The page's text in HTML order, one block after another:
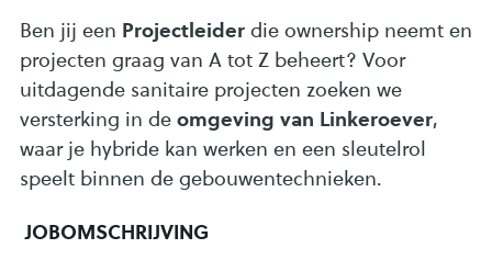
Ben jij een Projectleider die ownership neemt en
projecten graag van A tot Z beheert? Voor
uitdagende sanitaire projecten zoeken we
versterking in de omgeving van Linkeroever,
waar je hybride kan werken en een sleutelrol
speelt binnen de gebouwentechnieken.
JOBOMSCHRIJVING